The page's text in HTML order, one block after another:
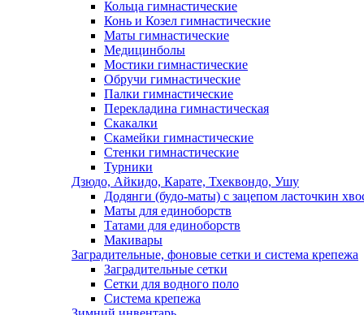
Кольца гимнастические
Конь и Козел гимнастические
Маты гимнастические
Медицинболы
Мостики гимнастические
Обручи гимнастические
Палки гимнастические
Перекладина гимнастическая
Скакалки
Скамейки гимнастические
Стенки гимнастические
Турники
Дзюдо, Айкидо, Карате, Тхеквондо, Ушу
Додянги (будо-маты) с зацепом ласточкин
Маты для единоборств
Татами для единоборств
Макивары
Заградительные, фоновые сетки и система крепежа
Заградительные сетки
Сетки для водного поло
Система крепежа